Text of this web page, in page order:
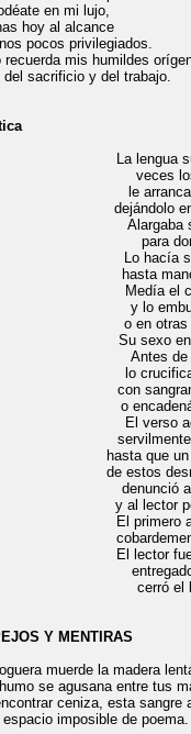
en mi lujo,
hoy al alcance
pocos privilegiados.
recuerda mis humildes
del sacrificio y del trabajo.
La lengua
veces
le
dejándolo
Alargaba
para
Lo hacía
hasta
Medía el
y lo
o en
Su sexo
Antes de
lo
con
o
El verso
hasta que
de estos
denunció
y al lector
El primero
El lector
cerró el
Y MENTIRAS
muerde la madera
se agusana entre tus
ceniza, esta sangre
imposible de poema.